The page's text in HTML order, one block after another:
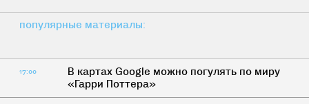
популярные материалы:
17:00
В картах Google можно погулять по миру
«Гарри Поттера»